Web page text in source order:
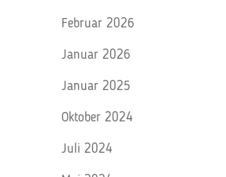
Februar 2026
Januar 2026
Januar 2025
Oktober 2024
Juli 2024